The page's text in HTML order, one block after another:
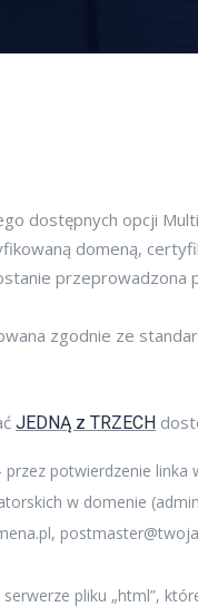
dostępnych opcji
domeną,
przeprowadzona
zgodnie ze
JEDNĄ z TRZECH
potwierdzenie linka
w domenie (
,
pliku „html”,